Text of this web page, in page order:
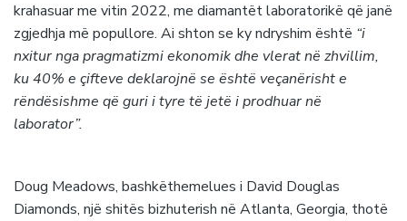
krahasuar me vitin 2022, me diamantët laboratorikë që janë
zgjedhja më popullore. Ai shton se ky ndryshim është “i
nxitur nga pragmatizmi ekonomik dhe vlerat në zhvillim,
ku 40% e çifteve deklarojnë se është veçanërisht e
rëndësishme që guri i tyre të jetë i prodhuar në
laborator”.
Doug Meadows, bashkëthemelues i David Douglas
Diamonds, një shitës bizhuterish në Atlanta, Georgia, thotë